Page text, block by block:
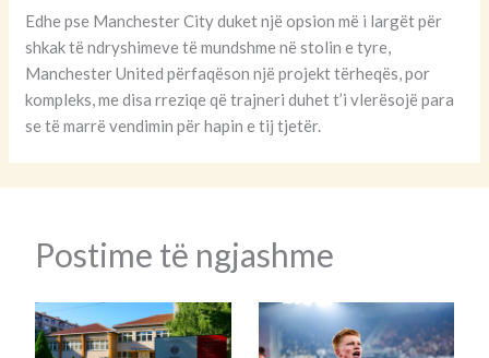
Edhe pse Manchester City duket një opsion më i largët për
shkak të ndryshimeve të mundshme në stolin e tyre,
Manchester United përfaqëson një projekt tërheqës, por
kompleks, me disa rreziqe që trajneri duhet t’i vlerësojë para
se të marrë vendimin për hapin e tij tjetër.
Postime të ngjashme